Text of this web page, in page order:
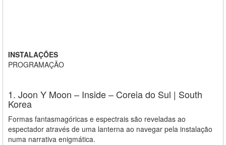
INSTALAÇÕES
PROGRAMAÇÃO
1. Joon Y Moon – Inside – Coreia do Sul | South
Korea
Formas fantasmagóricas e espectrais são reveladas ao
espectador através de uma lanterna ao navegar pela instalação
numa narrativa enigmática.